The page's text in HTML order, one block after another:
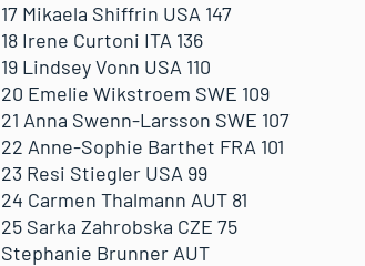
17 Mikaela Shiffrin USA 147
18 Irene Curtoni ITA 136
19 Lindsey Vonn USA 110
20 Emelie Wikstroem SWE 109
21 Anna Swenn-Larsson SWE 107
22 Anne-Sophie Barthet FRA 101
23 Resi Stiegler USA 99
24 Carmen Thalmann AUT 81
25 Sarka Zahrobska CZE 75
Stephanie Brunner AUT